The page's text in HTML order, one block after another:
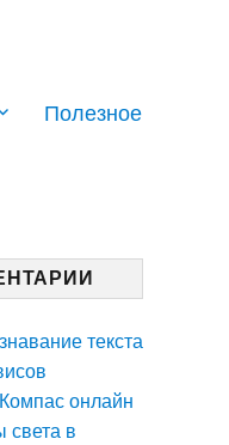
Полезное
текста
Компас онлайн
света в